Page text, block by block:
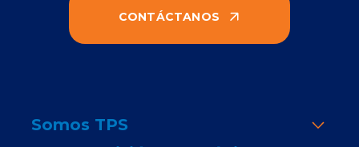
CONTÁCTANOS
Somos TPS